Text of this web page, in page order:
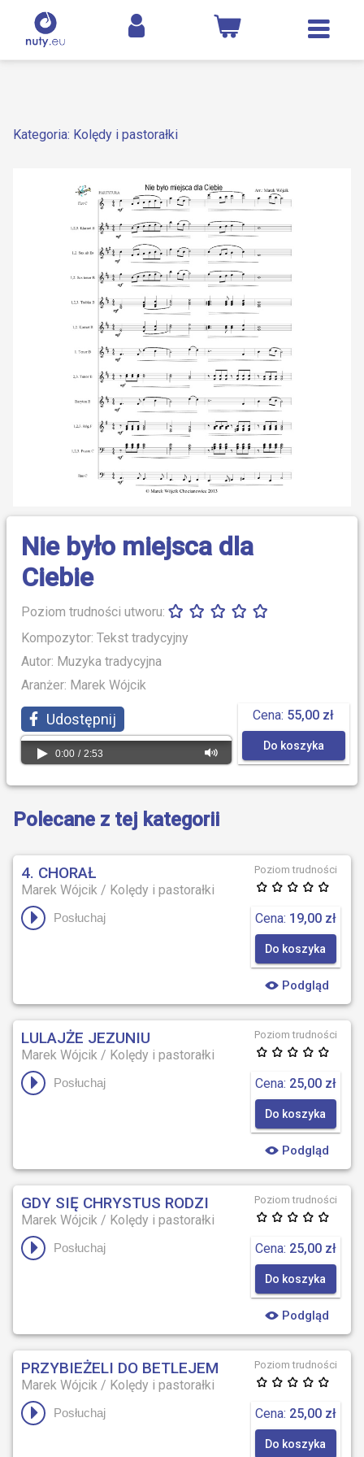
Kategoria: Kolędy i pastorałki
Nie było miejsca dla
Ciebie
Poziom trudności utworu:
Kompozytor: Tekst tradycyjny
Autor: Muzyka tradycyjna
Aranżer: Marek Wójcik
Udostępnij
0:00 / 2:53
Cena: 55,00 zł
Do koszyka
Polecane z tej kategorii
4. CHORAŁ
Marek Wójcik / Kolędy i pastorałki
Posłuchaj
Poziom trudności
Cena: 19,00 zł
Do koszyka
Podgląd
LULAJŻE JEZUNIU
Marek Wójcik / Kolędy i pastorałki
Posłuchaj
Poziom trudności
Cena: 25,00 zł
Do koszyka
Podgląd
GDY SIĘ CHRYSTUS RODZI
Marek Wójcik / Kolędy i pastorałki
Posłuchaj
Poziom trudności
Cena: 25,00 zł
Do koszyka
Podgląd
PRZYBIEŻELI DO BETLEJEM
Marek Wójcik / Kolędy i pastorałki
Posłuchaj
Poziom trudności
Cena: 25,00 zł
Do koszyka